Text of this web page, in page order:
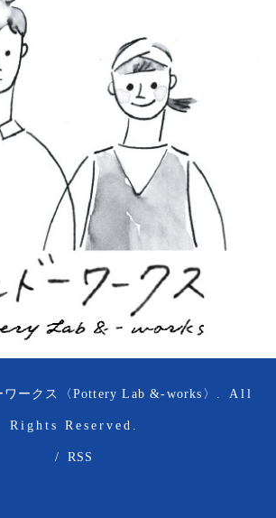
ワークス〈Pottery Lab &-works〉 . All
Rights Reserved.
/ RSS